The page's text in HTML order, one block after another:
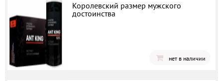
Королевский размер мужского
достоинства
нет в наличии